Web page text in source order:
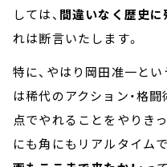
しては、 間違いなく歴史に
れは断言いたします。
特に、やはり岡田准一と
は稀代のアクション・格
点でやれることをやりき
にも角にもリアルタイ